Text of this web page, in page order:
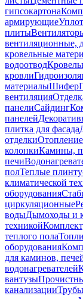
гипсокартона
армирующие
плиты
вентиляционные,
кровельные
водоотвод
кровли
материалыШифер
вентиляция
панелиСайдинг
панелей
плитка для фасада
отделкиОтопление
колонкиКамины,
печи
полТеплые
климатической
оборудования
циркуляционные
водыДымоходы и
техникой
теплого пола
оборудования
для каминов,
водонагревателей
вантузы
канализации